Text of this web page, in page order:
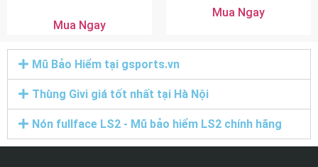
Mua Ngay
Mua Ngay
Mũ Bảo Hiểm tại gsports.vn
Thùng Givi giá tốt nhất tại Hà Nội
Nón fullface LS2 - Mũ bảo hiểm LS2 chính hãng